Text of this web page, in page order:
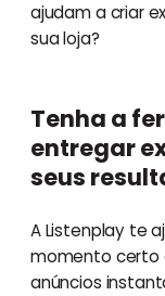
ajudam a criar
sua loja?
Tenha a
entregar
seus
A Listenplay te
momento certo
anúncios